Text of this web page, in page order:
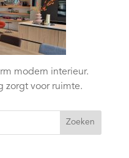
modern interieur.
zorgt voor ruimte.
Zoeken